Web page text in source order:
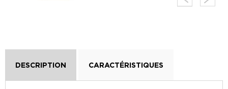
DESCRIPTION CARACTÉRISTIQUES